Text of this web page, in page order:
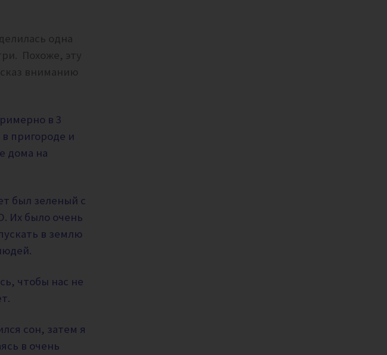
одна
Похоже, эту
вниманию
в 3
пригороде и
дома на
был зеленый с
Их было очень
в землю
чтобы нас не
сон, затем я
в очень